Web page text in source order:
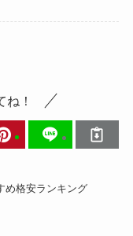
ね！
め格安ランキング